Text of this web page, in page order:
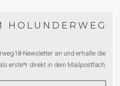
HOLUNDERWEG
Newsletter an und erhalte die
erste*r direkt in dein Mailpostfach.